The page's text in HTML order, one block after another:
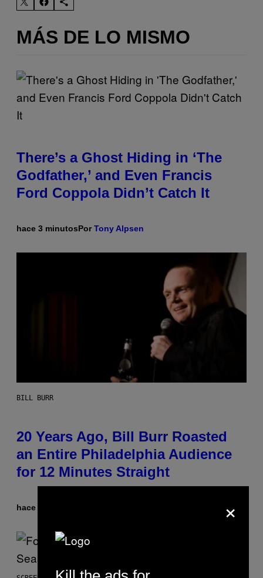
MÁS DE LO MISMO
There’s a Ghost Hiding in ‘The
Godfather,’ and Even Francis
Ford Coppola Didn’t Catch It
hace 3 minutosPorTony Alpsen
BILL BURR
20 Years Ago, Bill Burr Roasted
an Entire Philadelphia Audience
for 12 Minutes Straight
hace 9 minutos ×